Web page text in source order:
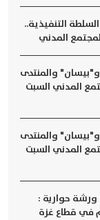
التنفيذية..
المدني
والمنتدى
المدني السبت
والمنتدى
المدني السبت
حوارية :
في قطاع غزة